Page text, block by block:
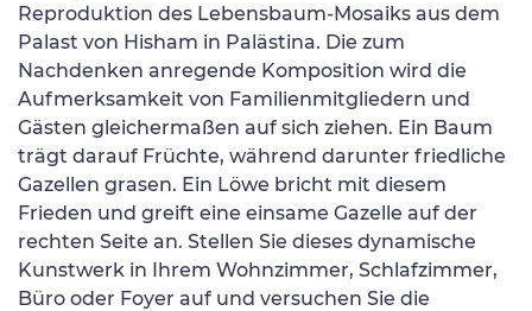
Reproduktion des Lebensbaum-Mosaiks aus dem
Palast von Hisham in Palästina. Die zum
Nachdenken anregende Komposition wird die
Aufmerksamkeit von Familienmitgliedern und
Gästen gleichermaßen auf sich ziehen. Ein Baum
trägt darauf Früchte, während darunter friedliche
Gazellen grasen. Ein Löwe bricht mit diesem
Frieden und greift eine einsame Gazelle auf der
rechten Seite an. Stellen Sie dieses dynamische
Kunstwerk in Ihrem Wohnzimmer, Schlafzimmer,
Büro oder Foyer auf und versuchen Sie die